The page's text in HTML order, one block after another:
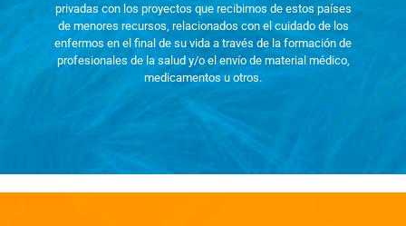
privadas con los proyectos que recibimos de estos países
de menores recursos, relacionados con el cuidado de los
enfermos en el final de su vida a través de la formación de
profesionales de la salud y/o el envío de material médico,
medicamentos u otros.